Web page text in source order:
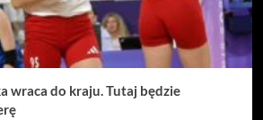
wraca do kraju. Tutaj będzie